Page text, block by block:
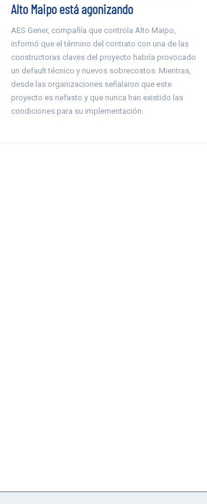
Alto Maipo está agonizando
AES Gener, compañía que controla Alto Maipo,
informó que el término del contrato con una de las
constructoras claves del proyecto habría provocado
un default técnico y nuevos sobrecostos. Mientras,
desde las organizaciones señalaron que este
proyecto es nefasto y que nunca han existido las
condiciones para su implementación.